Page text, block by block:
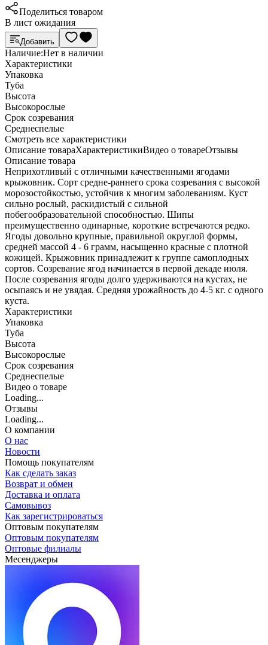
Поделиться товаром
В лист ожидания
Добавить
Наличие:Нет в наличии
Характеристики
Упаковка
Туба
Высота
Высокорослые
Срок созревания
Среднеспелые
Cмотреть все характеристики
Описание товараХарактеристикиВидео о товареОтзывы
Описание товара
Неприхотливый с отличными качественными ягодами
крыжовник. Сорт средне-раннего срока созревания с высокой
морозостойкостью, устойчив к многим заболеваниям. Куст
сильно рослый, раскидистый с сильной
побегообразовательной способностью. Шипы
преимущественно одинарные, короткие встречаются редко.
Ягоды довольно крупные, правильной округлой формы,
средней массой 4 - 6 грамм, насыщенно красные с плотной
кожицей. Крыжовник принадлежит к группе самоплодных
сортов. Созревание ягод начинается в первой декаде июля.
После созревания ягоды долго удерживаются на кустах, не
осыпаясь и не увядая. Средняя урожайность до 4-5 кг. с одного
куста.
Характеристики
Упаковка
Туба
Высота
Высокорослые
Срок созревания
Среднеспелые
Видео о товаре
Loading...
Отзывы
Loading...
О компании
О нас
Новости
Помощь покупателям
Как сделать заказ
Возврат и обмен
Доставка и оплата
Самовывоз
Как зарегистрироваться
Оптовым покупателям
Оптовым покупателям
Оптовые филиалы
Месенджеры